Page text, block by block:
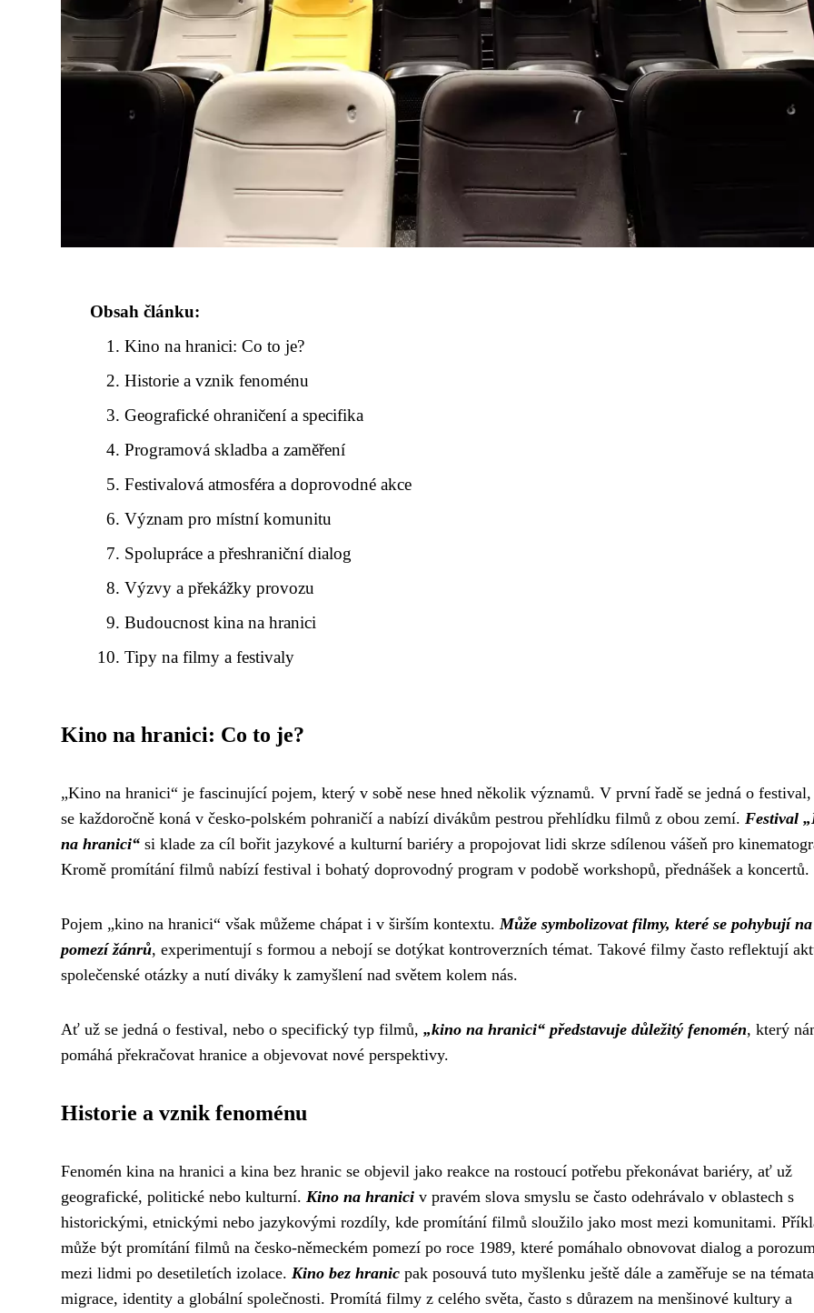
Obsah článku:
Kino na hranici: Co to je?
Historie a vznik fenoménu
Geografické ohraničení a specifika
Programová skladba a zaměření
Festivalová atmosféra a doprovodné akce
Význam pro místní komunitu
Spolupráce a přeshraniční dialog
Výzvy a překážky provozu
Budoucnost kina na hranici
Tipy na filmy a festivaly
Kino na hranici: Co to je?
„Kino na hranici“ je fascinující pojem, který v sobě nese hned několik významů. V první řadě se jedná o
se každoročně koná v česko-polském pohraničí a nabízí divákům pestrou přehlídku filmů z obou zemí. Festival
na hranici“ si klade za cíl bořit jazykové a kulturní bariéry a propojovat lidi skrze sdílenou vášeň pro
Kromě promítání filmů nabízí festival i bohatý doprovodný program v podobě workshopů, přednášek a koncertů.
Pojem „kino na hranici“ však můžeme chápat i v širším kontextu. Může symbolizovat filmy, které se pohybují na
pomezí žánrů, experimentují s formou a nebojí se dotýkat kontroverzních témat. Takové filmy často reflektují
společenské otázky a nutí diváky k zamyšlení nad světem kolem nás.
Ať už se jedná o festival, nebo o specifický typ filmů, „kino na hranici“ představuje důležitý fenomén, který
pomáhá překračovat hranice a objevovat nové perspektivy.
Historie a vznik fenoménu
Fenomén kina na hranici a kina bez hranic se objevil jako reakce na rostoucí potřebu překonávat bariéry, ať už
geografické, politické nebo kulturní. Kino na hranici v pravém slova smyslu se často odehrávalo v oblastech s
historickými, etnickými nebo jazykovými rozdíly, kde promítání filmů sloužilo jako most mezi komunitami.
může být promítání filmů na česko-německém pomezí po roce 1989, které pomáhalo obnovovat dialog a
mezi lidmi po desetiletích izolace. Kino bez hranic pak posouvá tuto myšlenku ještě dále a zaměřuje se na témata
migrace, identity a globální společnosti. Promítá filmy z celého světa, často s důrazem na menšinové kultury a